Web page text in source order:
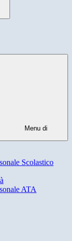
Menu di
Scolastico
ATA